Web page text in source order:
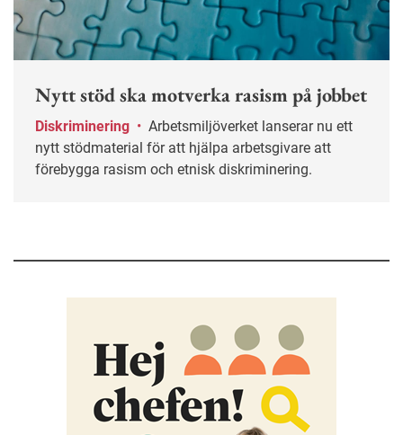
Nytt stöd ska motverka rasism på jobbet
Diskriminering •
nytt stödmaterial för att hjälpa arbetsgivare att
förebygga rasism och etnisk diskriminering.